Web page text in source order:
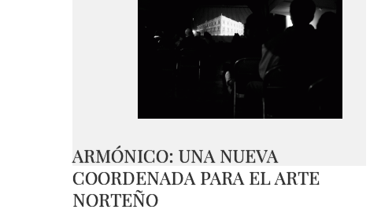
ARMÓNICO: UNA NUEVA
COORDENADA PARA EL ARTE
NORTEÑO